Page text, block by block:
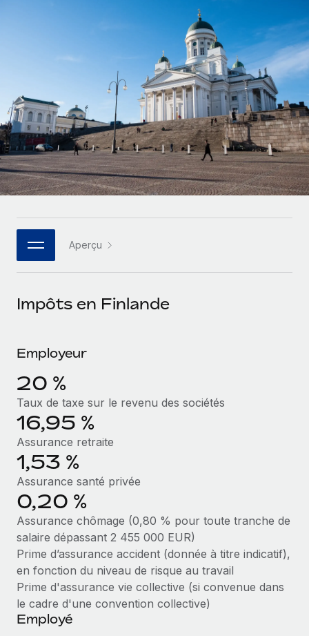
Intégrez et gérez vos freelances partout dans le monde
Sous-traitez les opérations complexes liées à l’emploi
INFRASTRUCTURE
Intégration Remote
Intégrez vos RH aux flux de travail en toute simplicité
Plateforme
Connecter
Nouveau
Connectez n'importe quel outil d’IA à Remote grâce à
notre MCP
Intégrations
Demandez aux experts
Recevez des conseils d’experts sur les RH à
l’international et la conformité
Contrôles d’antécédents
Simplifiez vos processus de présélection des
candidats
Remote Watchtower
Gardez un temps d’avance sur les risques en
matière de conformité
Gestion des appareils
Achetez et suivez vos équipements informatiques
dans le monde entier
Examinez notre service par rapport aux autres
Des solutions agiles et internationales pour les RH et la
paie des entreprises en pleine croissance
Entreprises intermédiaires
Développez vos équipes avec des solutions RH sur
mesure
Entreprise
Les RH à l’international pour les grandes entreprises
Partenaires stratégiques de la tech
Explorez avec nous vos opportunités de partenariat
Remote Build
Conseil en intégrations et automatisations assistées par
l’IA
ÉTUDES DE CAS
Calculateur de paiement des freelances
Découvrez les devises disponibles et les vitesses de
paiement pour vos freelances internationaux
APPRENDRE AVEC REMOTE
Recherche et guides
Études de cas
Checklists et modèles
Descriptions de postes
Événements
Centre de ressources
Obtenir de l’aide
Voir toutes les ressources
BLOG
Paie multipays
EOR et PEO
Taxes
Deutsch
Español
Italiano
Português (Portugal)
日本語
한국어
Aperçu
Impôts en Finlande
Employeur
20 %
Taux de taxe sur le revenu des sociétés
16,95 %
Assurance retraite
1,53 %
Assurance santé privée
0,20 %
Assurance chômage (0,80 % pour toute tranche de
salaire dépassant 2 455 000 EUR)
Prime d’assurance accident (donnée à titre indicatif),
en fonction du niveau de risque au travail
Prime d'assurance vie collective (si convenue dans
le cadre d'une convention collective)
Employé